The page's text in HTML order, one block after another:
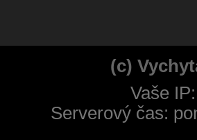
(c)
Vaše
Serverový čas: